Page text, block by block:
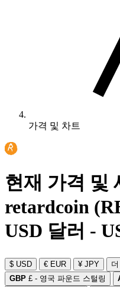
가격 및 차트
현재 가격 및
retardcoin
USD 달러 -
$ USD € EUR ¥ JPY
더
GBP £ - 영국 파운드 스털링